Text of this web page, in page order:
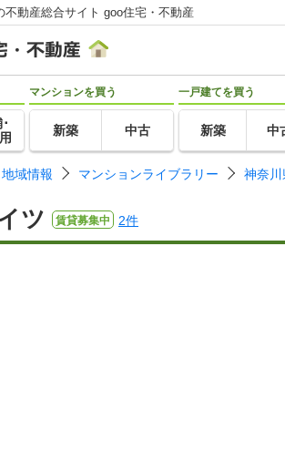
不動産総合サイト goo住宅・不動産
マンションを買う
新築 中古
一戸建てを買う
新築 中
地域情報 マンションライブラリー 神奈川
ツ 賃貸募集中 2件